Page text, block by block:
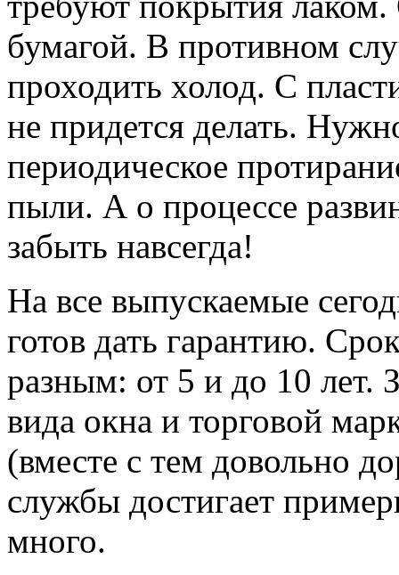
бумагой. В противном
проходить холод. С
не придется делать.
периодическое
пыли. А о процессе
забыть навсегда!
На все выпускаемые
готов дать гарантию.
разным: от 5 и до 10 лет.
вида окна и торговой
(вместе с тем довольно
службы достигает
много.